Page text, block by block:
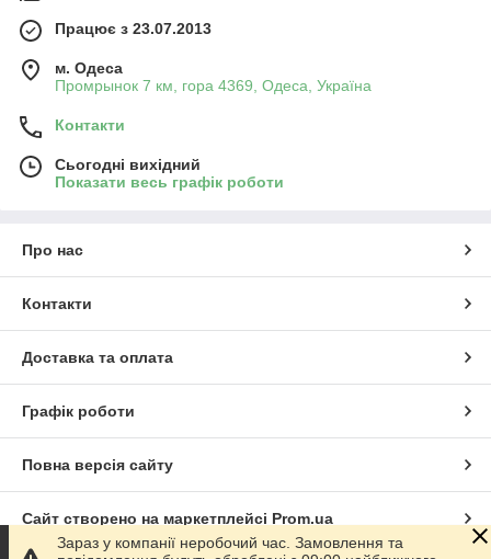
Працює з 23.07.2013
м. Одеса
Промрынок 7 км, гора 4369, Одеса, Україна
Контакти
Сьогодні вихідний
Показати весь графік роботи
Про нас
Контакти
Доставка та оплата
Графік роботи
Повна версія сайту
Сайт створено на маркетплейсі Prom.ua
Зараз у компанії неробочий час. Замовлення та